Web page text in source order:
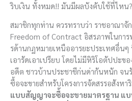
ริบเงิน ทั้งหมด!! มันมีผลบังคับใช้ที่ไหน?
สมาชิกทุกท่าน ควรทราบว่า ราชอาณาจั
Freedom of Contract อิสรภาพในกา
รด้านกฏหมายเหนืออารยะประเทศอื่น
เอารัดเอาเปรียบ โดยไม่มีหิริโอตัปปะ
อดีต ชาวบ้านประชาชีก่นด่ากันหนัก จ
ซื้อจะขายสำหรับโครงการจัดสรรอสังหา
แบบสัญญาจะซื้อจะขายมาตรฐาน แ